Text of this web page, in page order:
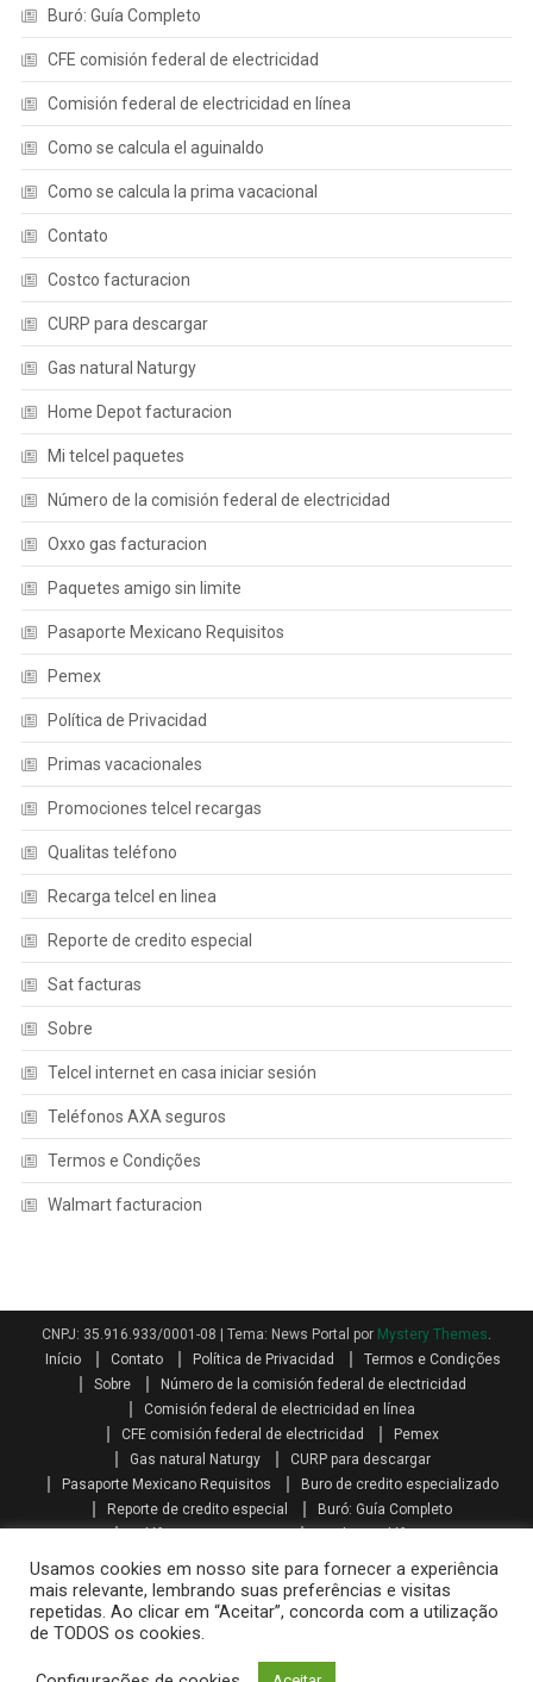
Buró: Guía Completo
CFE comisión federal de electricidad
Comisión federal de electricidad en línea
Como se calcula el aguinaldo
Como se calcula la prima vacacional
Contato
Costco facturacion
CURP para descargar
Gas natural Naturgy
Home Depot facturacion
Mi telcel paquetes
Número de la comisión federal de electricidad
Oxxo gas facturacion
Paquetes amigo sin limite
Pasaporte Mexicano Requisitos
Pemex
Política de Privacidad
Primas vacacionales
Promociones telcel recargas
Qualitas teléfono
Recarga telcel en linea
Reporte de credito especial
Sat facturas
Sobre
Telcel internet en casa iniciar sesión
Teléfonos AXA seguros
Termos e Condições
Walmart facturacion
CNPJ: 35.916.933/0001-08 Tema: News Portal por Mystery Themes.
Início
Contato Política de Privacidad
Termos e Condições
Sobre
Número de la comisión federal de electricidad
Comisión federal de electricidad en línea
CFE comisión federal de electricidad
Pemex
Gas natural Naturgy
CURP para descargar
Pasaporte Mexicano Requisitos
Buro de credito especializado
Reporte de credito especial
Buró: Guía Completo
Como se calcula el aguinaldo
Aguinaldo por Ley
Aguinaldo
Como se calcula la prima vacacional
Primas vacacionales
Promociones telcel recargas
Paquetes amigo sin limite
Mi telcel paquetes
Recarga telcel en linea
Walmart facturacion
Usamos cookies em nosso site para fornecer a experiência
mais relevante, lembrando suas preferências e visitas
repetidas. Ao clicar em “Aceitar”, concorda com a utilização
de TODOS os cookies.